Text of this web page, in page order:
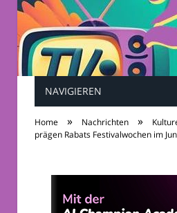
TV-
NAVIGIEREN
Home » Nachrichten »
prägen Rabats Festivalwochen im